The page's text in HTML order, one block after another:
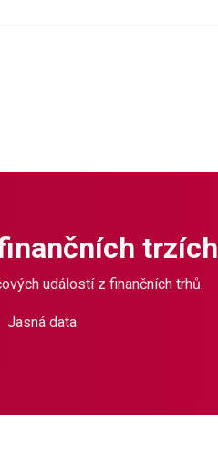
trzích
událostí z finančních trhů.
Jasná data